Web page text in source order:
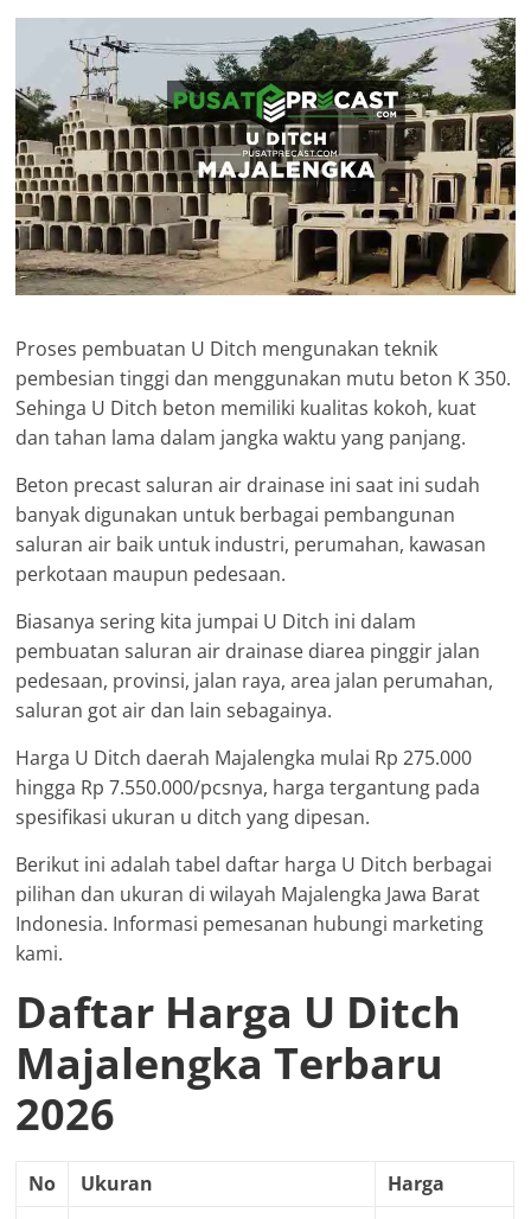
Proses pembuatan U Ditch mengunakan teknik
pembesian tinggi dan menggunakan mutu beton K 350.
Sehinga U Ditch beton memiliki kualitas kokoh, kuat
dan tahan lama dalam jangka waktu yang panjang.
Beton precast saluran air drainase ini saat ini sudah
banyak digunakan untuk berbagai pembangunan
saluran air baik untuk industri, perumahan, kawasan
perkotaan maupun pedesaan.
Biasanya sering kita jumpai U Ditch ini dalam
pembuatan saluran air drainase diarea pinggir jalan
pedesaan, provinsi, jalan raya, area jalan perumahan,
saluran got air dan lain sebagainya.
Harga U Ditch daerah Majalengka mulai Rp 275.000
hingga Rp 7.550.000/pcsnya, harga tergantung pada
spesifikasi ukuran u ditch yang dipesan.
Berikut ini adalah tabel daftar harga U Ditch berbagai
pilihan dan ukuran di wilayah Majalengka Jawa Barat
Indonesia. Informasi pemesanan hubungi marketing
kami.
Daftar Harga U Ditch
Majalengka Terbaru
2026
No Ukuran
Harga